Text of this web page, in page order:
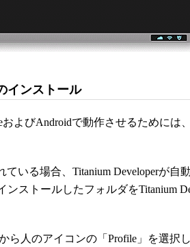
インストール
よびAndroidで動作させるためには
いる場合、Titanium Developerが自
ストールしたフォルダをTitanium
ら人のアイコンの「Profile」を選択